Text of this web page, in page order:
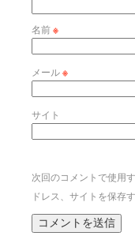
名前※
メール※
サイト
次回のコメントで使用
ドレス、サイトを保存す